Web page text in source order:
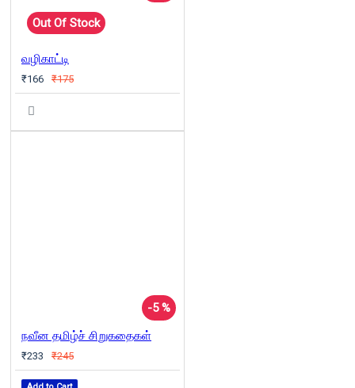
Out Of Stock
வழிகாட்டி
₹166 ₹175
-5 %
நவீன தமிழ்ச் சிறுகதைகள்
₹233 ₹245